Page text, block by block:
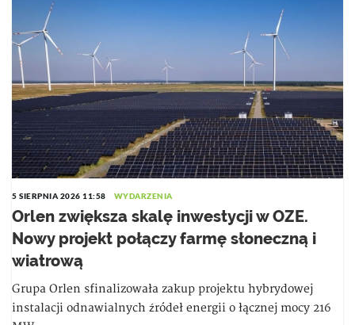
5 SIERPNIA 2026 11:58 WYDARZENIA
Orlen zwiększa skalę inwestycji w OZE.
Nowy projekt połączy farmę słoneczną i
wiatrową
Grupa Orlen sfinalizowała zakup projektu hybrydowej
instalacji odnawialnych źródeł energii o łącznej mocy 216